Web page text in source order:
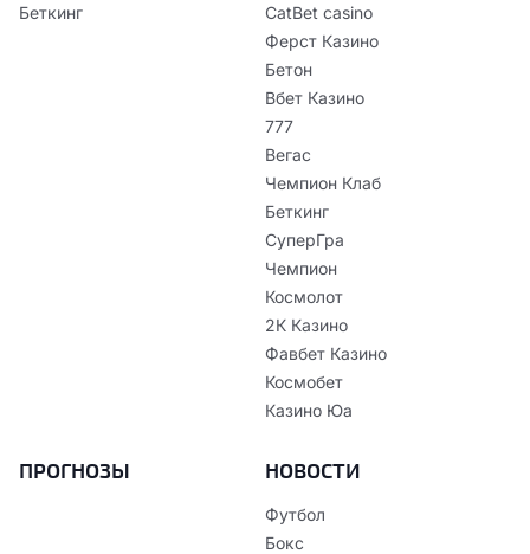
Беткинг
CatBet casino
Ферст Казино
Бетон
Вбет Казино
777
Вегас
Чемпион Клаб
Беткинг
СуперГра
Чемпион
Космолот
2К Казино
Фавбет Казино
Космобет
Казино Юа
ПРОГНОЗЫ НОВОСТИ
Футбол
Бокс